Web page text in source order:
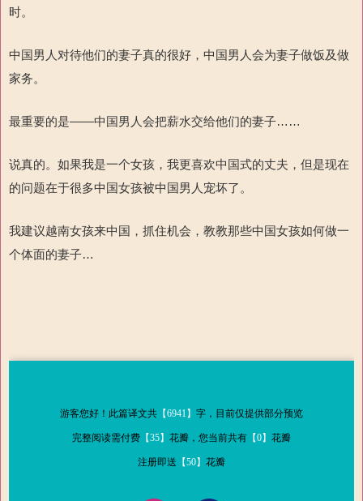
时。
中国男人对待他们的妻子真的很好，中国男人会为妻子做饭及做
家务。
最重要的是——中国男人会把薪水交给他们的妻子……
说真的。如果我是一个女孩，我更喜欢中国式的丈夫，但是现在
的问题在于很多中国女孩被中国男人宠坏了。
我建议越南女孩来中国，抓住机会，教教那些中国女孩如何做一
个体面的妻子…
游客您好！此篇译文共 【6941】 字，目前仅提供部分预览
完整阅读需付费 【35】 花瓣，您当前共有 【0】 花瓣
注册即送 【50】 花瓣